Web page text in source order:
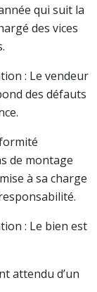
qui suit la
des vices
: Le vendeur
des défauts
de montage
à sa charge
: Le bien est
attendu d’un